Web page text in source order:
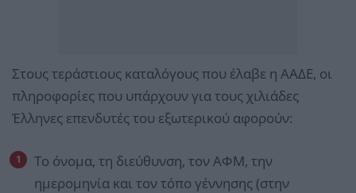
Στους τεράστιους καταλόγους που έλαβε η ΑΑΔΕ, οι
πληροφορίες που υπάρχουν για τους χιλιάδες
Έλληνες επενδυτές του εξωτερικού αφορούν:
Το όνομα, τη διεύθυνση, τον ΑΦΜ, την
ημερομηνία και τον τόπο γέννησης (στην